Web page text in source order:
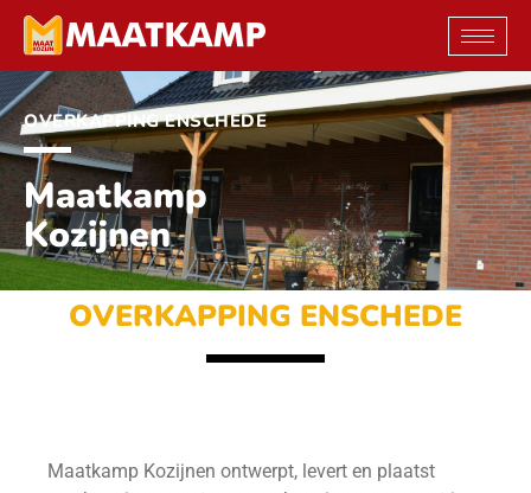
naar
de
inhoud
OVERKAPPING ENSCHEDE
Maatkamp
Kozijnen
OVERKAPPING ENSCHEDE
Maatkamp Kozijnen ontwerpt, levert en plaatst